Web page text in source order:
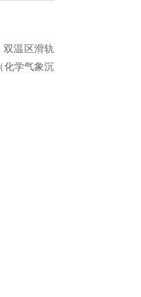
温区滑轨
化学气象沉